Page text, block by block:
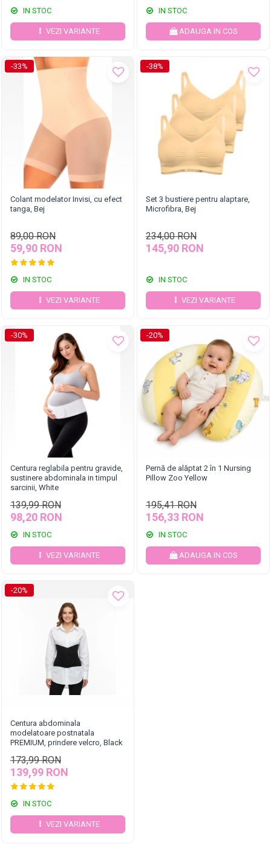
IN STOC
VEZI VARIANTE
IN STOC
ADAUGA IN COS
-33%
Colant modelator Invisi, cu efect
tanga, Bej
89,00 RON
59,90 RON
IN STOC
VEZI VARIANTE
-38%
Set 3 bustiere pentru alaptare,
Microfibra, Bej
234,00 RON
145,90 RON
IN STOC
VEZI VARIANTE
-30%
Centura reglabila pentru gravide,
sustinere abdominala in timpul
sarcinii, White
139,99 RON
98,20 RON
IN STOC
VEZI VARIANTE
-20%
Pernă de alăptat 2 în 1 Nursing
Pillow Zoo Yellow
195,41 RON
156,33 RON
IN STOC
ADAUGA IN COS
-20%
Centura abdominala
modelatoare postnatala
PREMIUM, prindere velcro, Black
173,99 RON
139,99 RON
IN STOC
VEZI VARIANTE